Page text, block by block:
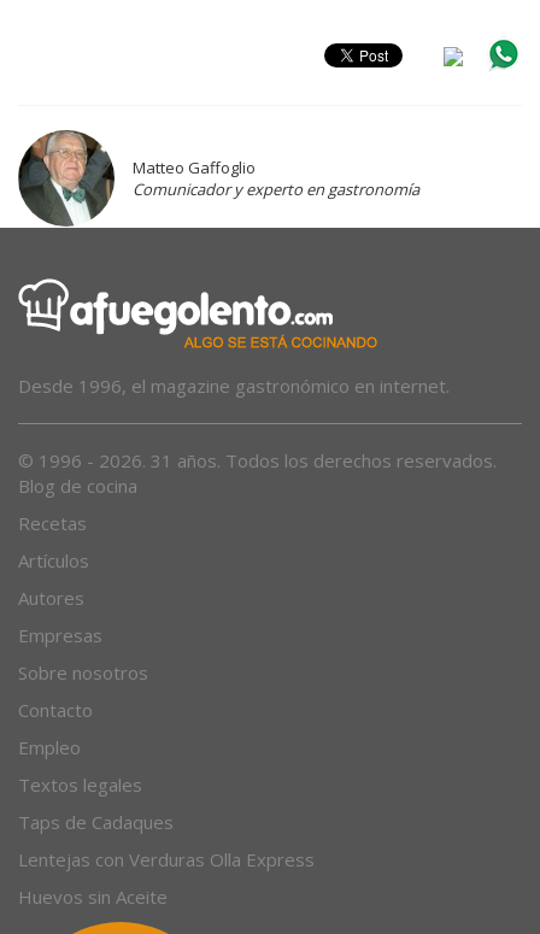
Matteo Gaffoglio
Comunicador y experto en gastronomía
Desde 1996, el magazine gastronómico en internet.
© 1996 - 2026. 31 años. Todos los derechos reservados.
Blog de cocina
Recetas
Artículos
Autores
Empresas
Sobre nosotros
Contacto
Empleo
Textos legales
Taps de Cadaques
Lentejas con Verduras Olla Express
Huevos sin Aceite